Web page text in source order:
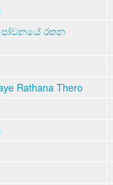
රතන
Rathana Thero